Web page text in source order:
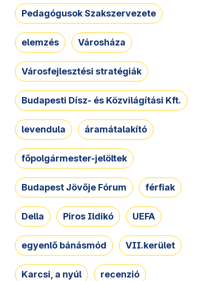
Pedagógusok Szakszervezete
elemzés Városháza
Városfejlesztési stratégiák
Budapesti Dísz- és Közvilágítási Kft.
levendula áramátalakító
főpolgármester-jelöltek
Budapest Jövője Fórum férfiak
Della Piros Ildikó UEFA
egyenlő bánásmód VII.kerület
Karcsi, a nyúl recenzió